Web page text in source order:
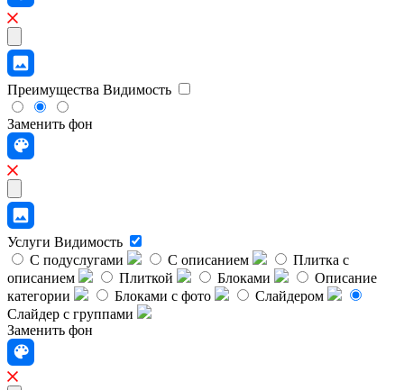
Преимущества Видимость
Заменить фон
Услуги Видимость
С подуслугами
С описанием
Плитка с
описанием
Плиткой Блоками
Описание
категории
Блоками с фото
Слайдером
Слайдер с группами
Заменить фон